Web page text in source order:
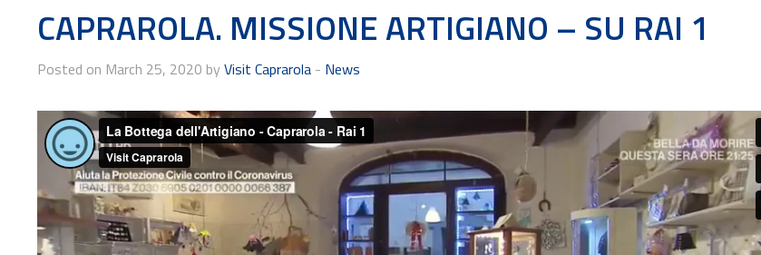
CAPRAROLA. MISSIONE ARTIGIANO – SU RAI 1
Posted on March 25, 2020 by Visit Caprarola- News